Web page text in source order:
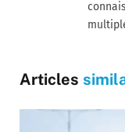
Articles